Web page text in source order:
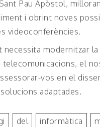
Pau Apòstol,
i obrint noves
videoconferències.
modernitzar la
el
vos en el
adaptades.
Del Informàtica